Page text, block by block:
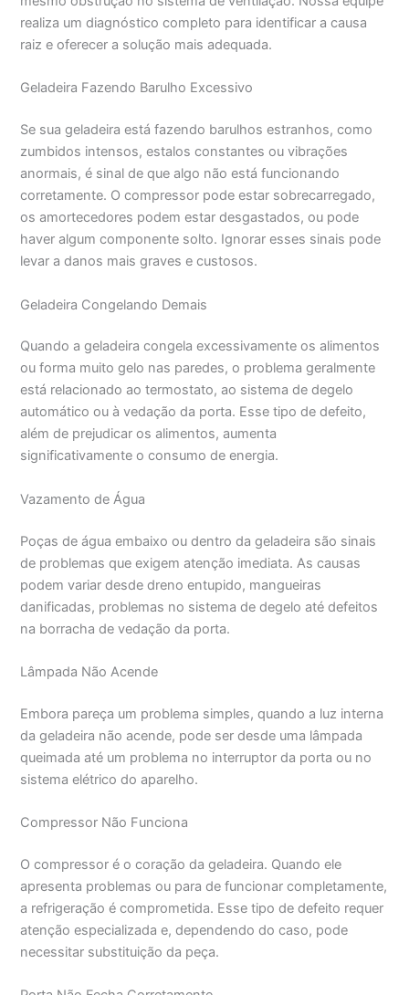
realiza um diagnóstico completo para identificar a causa
raiz e oferecer a solução mais adequada.
Geladeira Fazendo Barulho Excessivo
Se sua geladeira está fazendo barulhos estranhos, como
zumbidos intensos, estalos constantes ou vibrações
anormais, é sinal de que algo não está funcionando
corretamente. O compressor pode estar sobrecarregado,
os amortecedores podem estar desgastados, ou pode
haver algum componente solto. Ignorar esses sinais pode
levar a danos mais graves e custosos.
Geladeira Congelando Demais
Quando a geladeira congela excessivamente os alimentos
ou forma muito gelo nas paredes, o problema geralmente
está relacionado ao termostato, ao sistema de degelo
automático ou à vedação da porta. Esse tipo de defeito,
além de prejudicar os alimentos, aumenta
significativamente o consumo de energia.
Vazamento de Água
Poças de água embaixo ou dentro da geladeira são sinais
de problemas que exigem atenção imediata. As causas
podem variar desde dreno entupido, mangueiras
danificadas, problemas no sistema de degelo até defeitos
na borracha de vedação da porta.
Lâmpada Não Acende
Embora pareça um problema simples, quando a luz interna
da geladeira não acende, pode ser desde uma lâmpada
queimada até um problema no interruptor da porta ou no
sistema elétrico do aparelho.
Compressor Não Funciona
O compressor é o coração da geladeira. Quando ele
apresenta problemas ou para de funcionar completamente,
a refrigeração é comprometida. Esse tipo de defeito requer
atenção especializada e, dependendo do caso, pode
necessitar substituição da peça.